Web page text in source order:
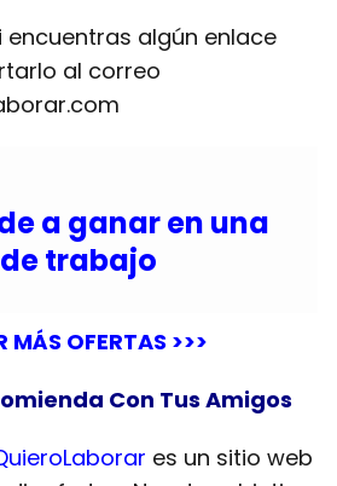
encuentras algún enlace
al correo
a ganar en una
trabajo
MÁS OFERTAS >>>
Con Tus Amigos
es un sitio web